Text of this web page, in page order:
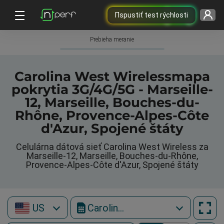
Пspustiť test rýchlosti
Prebieha meranie
Carolina West Wirelessmapa
pokrytia 3G/4G/5G - Marseille-
12, Marseille, Bouches-du-
Rhône, Provence-Alpes-Côte
d'Azur, Spojené štáty
Celulárna dátová sieť Carolina West Wireless za
Marseille-12, Marseille, Bouches-du-Rhône,
Provence-Alpes-Côte d'Azur, Spojené štáty
US Carolina West Wireless